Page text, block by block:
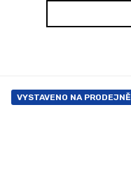
VYSTAVENO NA PRODEJNĚ